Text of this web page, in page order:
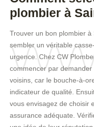
plombier à
Trouver un bon plombier
sembler un véritable
urgence. Chez CW
commencer par
voisins, car le bouche-à-
indicateur de qualité.
vous envisagez de choisir
assurance adéquate.